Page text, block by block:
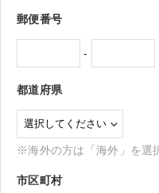
郵便番号
-
都道府県
※海外の方は「海外」を選
市区町村